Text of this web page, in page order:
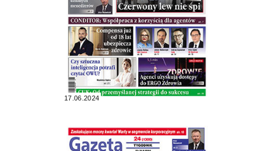
17.06.2024